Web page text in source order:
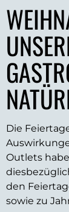
Die
Outlets
den
sowie zu